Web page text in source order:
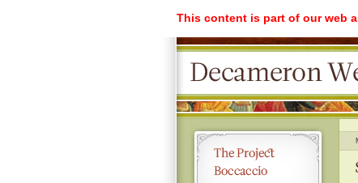
This content is part of our web